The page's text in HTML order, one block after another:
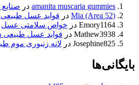
amanita muscaria gummies در
Mia (Area 52) در فواید عسل طبیعی
Emory1164 در خواص سلامتی عسل
Mathew3938 در فواید عسل طبیعی
Josephine825 در لانه زنبوری موم
بایگانی‌ها